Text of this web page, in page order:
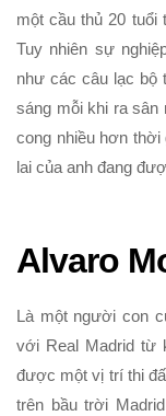
một cầu thủ 20 tuổi
Tuy nhiên sự
như các câu lạc bộ
sáng mỗi khi ra sân
cong nhiều hơn
lai của anh đang
Alvaro
Là một người con
với Real Madrid từ
được một vị trí thi
trên bầu trời